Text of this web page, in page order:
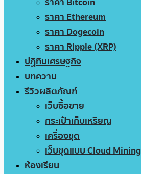
ราคา Ethereum
ราคา Dogecoin
ราคา Ripple (XRP)
ปฏิทินเศรษฐกิจ
บทความ
รีวิวผลิตภัณฑ์
เว็บซื้อขาย
กระเป๋าเก็บเหรียญ
เครื่องขุด
เว็บขุดแบบ Cloud Mining
ห้องเรียน